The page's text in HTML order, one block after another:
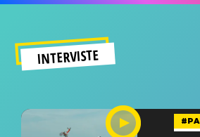
INTERVISTE